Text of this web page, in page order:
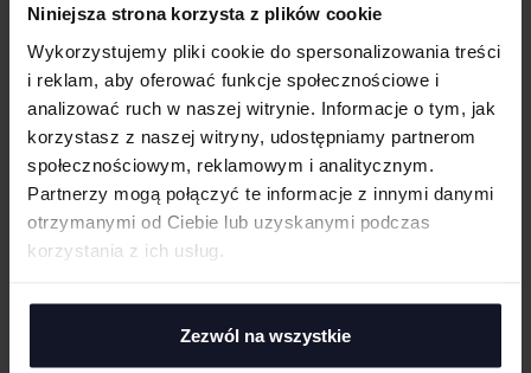
Niniejsza strona korzysta z plików cookie
Wykorzystujemy pliki cookie do spersonalizowania treści
i reklam, aby oferować funkcje społecznościowe i
analizować ruch w naszej witrynie. Informacje o tym, jak
korzystasz z naszej witryny, udostępniamy partnerom
społecznościowym, reklamowym i analitycznym.
Partnerzy mogą połączyć te informacje z innymi danymi
otrzymanymi od Ciebie lub uzyskanymi podczas
korzystania z ich usług.
Zezwól na wszystkie
WOMEN´S RUCHED CROP TOP
TRIDRI®
Od 23.84 zł netto
KIDS PERFORMANCE T-SHIRT
TRIDRI®
Od 13.28 zł netto